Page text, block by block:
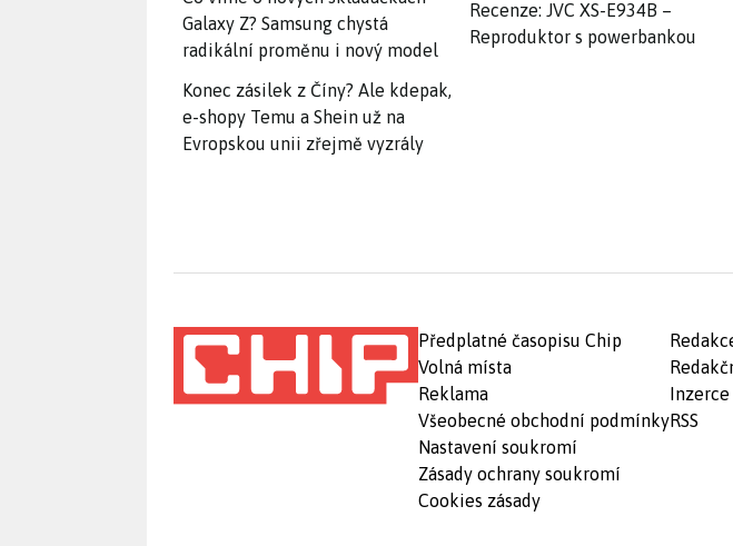
Galaxy Z? Samsung chystá
radikální proměnu i nový model
Konec zásilek z Číny? Ale kdepak,
e-shopy Temu a Shein už na
Evropskou unii zřejmě vyzrály
Recenze: JVC XS-E934B –
Reproduktor s powerbankou
Předplatné časopisu Chip
Volná místa
Reklama
Všeobecné obchodní podmínky
Nastavení soukromí
Zásady ochrany soukromí
Cookies zásady
Inzerce
RSS